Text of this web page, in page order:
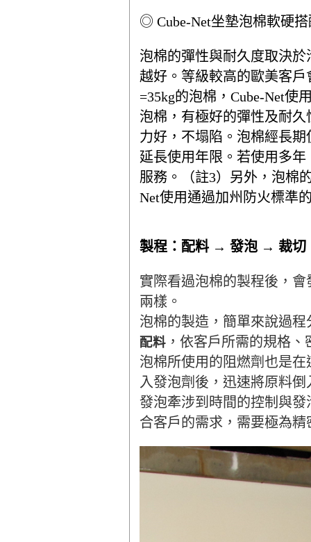
◎ Cube-Net坐墊泡棉軟硬
泡棉的彈性與耐久度取決
越好。等級較高的歐美客
=35kg的泡棉，Cube-Net使
泡棉，有極好的彈性及耐
力好，不塌陷。泡棉經長
延長使用年限。若使用多年
服務。（註3）另外，泡棉
Net使用通過加州防火標準
製程：配料 → 發泡 → 裁切
實際看過泡棉的製程後，
兩樣。
泡棉的製造，簡單來說過程
配料，依客戶所需的規格、
泡棉所使用的阻燃劑也是
入發泡劑後，迅速將原料
發泡牽涉到時間的控制與
合客戶的需求，需要極為精